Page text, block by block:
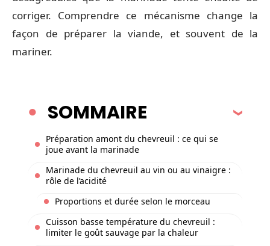
corriger. Comprendre ce mécanisme change la
façon de préparer la viande, et souvent de la
mariner.
SOMMAIRE
Préparation amont du chevreuil : ce qui se
joue avant la marinade
Marinade du chevreuil au vin ou au vinaigre :
rôle de l’acidité
Proportions et durée selon le morceau
Cuisson basse température du chevreuil :
limiter le goût sauvage par la chaleur